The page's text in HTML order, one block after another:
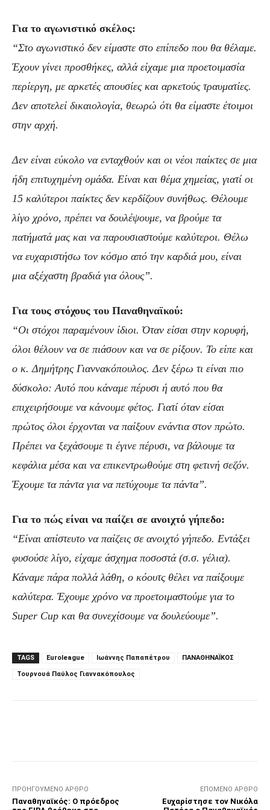
Για το αγωνιστικό σκέλος:
“Στο αγωνιστικό δεν είμαστε στο επίπεδο που θα θέλαμε.
Έχουν γίνει προσθήκες, αλλά είχαμε μια προετοιμασία
περίεργη, με αρκετές απουσίες και αρκετούς τραυματίες.
Δεν αποτελεί δικαιολογία, θεωρώ ότι θα είμαστε έτοιμοι
στην αρχή.
Δεν είναι εύκολο να ενταχθούν και οι νέοι παίκτες σε μια
ήδη επιτυχημένη ομάδα. Είναι και θέμα χημείας, γιατί οι
15 καλύτεροι παίκτες δεν κερδίζουν συνήθως. Θέλουμε
λίγο χρόνο, πρέπει να δουλέψουμε, να βρούμε τα
πατήματά μας και να παρουσιαστούμε καλύτεροι. Θέλω
να ευχαριστήσω τον κόσμο από την καρδιά μου, είναι
μια αξέχαστη βραδιά για όλους”.
Για τους στόχους του Παναθηναϊκού:
“Οι στόχοι παραμένουν ίδιοι. Όταν είσαι στην κορυφή,
όλοι θέλουν να σε πιάσουν και να σε ρίξουν. Το είπε και
ο κ. Δημήτρης Γιαννακόπουλος. Δεν ξέρω τι είναι πιο
δύσκολο: Αυτό που κάναμε πέρυσι ή αυτό που θα
επιχειρήσουμε να κάνουμε φέτος. Γιατί όταν είσαι
πρώτος όλοι έρχονται να παίξουν ενάντια στον πρώτο.
Πρέπει να ξεχάσουμε τι έγινε πέρυσι, να βάλουμε τα
κεφάλια μέσα και να επικεντρωθούμε στη φετινή σεζόν.
Έχουμε τα πάντα για να πετύχουμε τα πάντα”.
Για το πώς είναι να παίζει σε ανοιχτό γήπεδο:
“Είναι απίστευτο να παίζεις σε ανοιχτό γήπεδο. Εντάξει
φυσούσε λίγο, είχαμε άσχημα ποσοστά (σ.σ. γέλια).
Κάναμε πάρα πολλά λάθη, ο κόουτς θέλει να παίξουμε
καλύτερα. Έχουμε χρόνο να προετοιμαστούμε για το
Super Cup και θα συνεχίσουμε να δουλεύουμε”.
TAGS Euroleague Ιωάννης Παπαπέτρου ΠΑΝΑΘΗΝΑΪΚΟΣ
Τουρνουά Παύλος Γιαννακόπουλος
ΠΡΟΗΓΟΎΜΕΝΟ ΆΡΘΡΟ
Παναθηναϊκός: Ο πρόεδρος
ΕΠΌΜΕΝΟ ΆΡΘΡΟ
Ευχαρίστησε τον Νικόλα